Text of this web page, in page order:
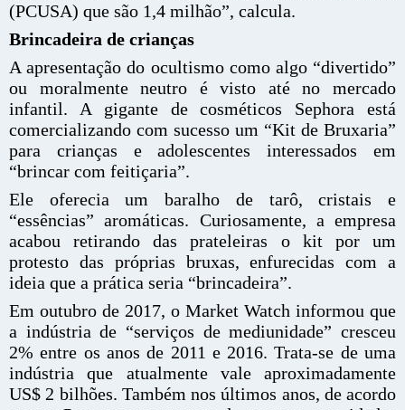
(PCUSA) que são 1,4 milhão”, calcula.
Brincadeira de crianças
A apresentação do ocultismo como algo “divertido”
ou moralmente neutro é visto até no mercado
infantil. A gigante de cosméticos Sephora está
comercializando com sucesso um “Kit de Bruxaria”
para crianças e adolescentes interessados ​​em
“brincar com feitiçaria”.
Ele oferecia um baralho de tarô, cristais e
“essências” aromáticas. Curiosamente, a empresa
acabou retirando das prateleiras o kit por um
protesto das próprias bruxas, enfurecidas com a
ideia que a prática seria “brincadeira”.
Em outubro de 2017, o Market Watch informou que
a indústria de “serviços de mediunidade” cresceu
2% entre os anos de 2011 e 2016. Trata-se de uma
indústria que atualmente vale aproximadamente
US$ 2 bilhões. Também nos últimos anos, de acordo